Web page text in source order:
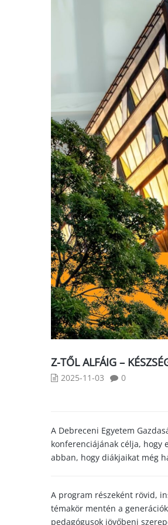
Z-TŐL ALFÁIG –
2025-11-03 0
A Debreceni Egyetem
konferenciájának célja, hogy
abban, hogy diákjaikat még
A program részeként rövid,
témakör mentén a
pedagógusok jövőbeni